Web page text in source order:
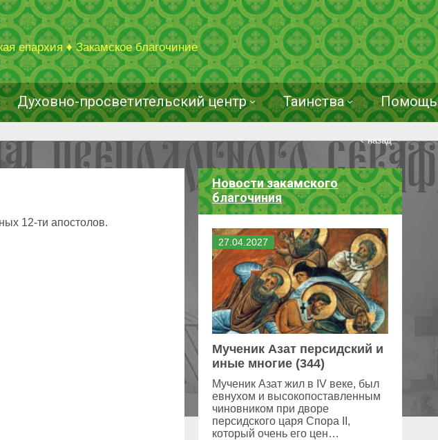
епархия ♦ Закамское благочиние
Духовно-просветительский центр Таинства Помощь
назад
Новости закамского
благочиния
27 04 2027
Мученик Азат персидский и
иные многие (344)
Мученик Азат жил в IV веке, был
евнухом и высокопоставленным
чиновником при дворе
персидского царя Спора II,
который очень его цен…
12-ти апостолов.